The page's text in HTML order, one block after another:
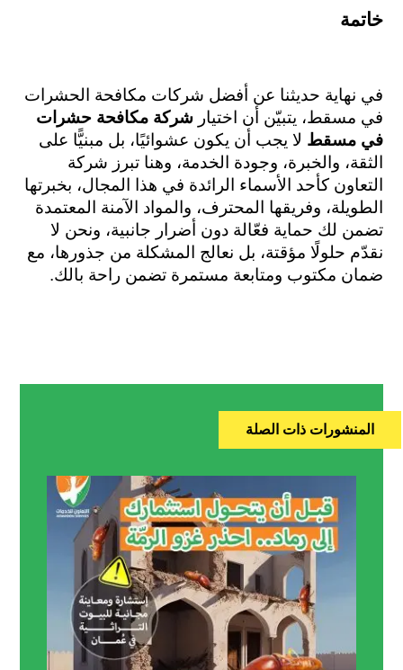
خاتمة
في مسقط، يتبيّن أن اختيار
في مسقط
ضمان مكتوب ومتابعة مستمرة تضمن راحة بالك.
المنشورات ذات الصلة